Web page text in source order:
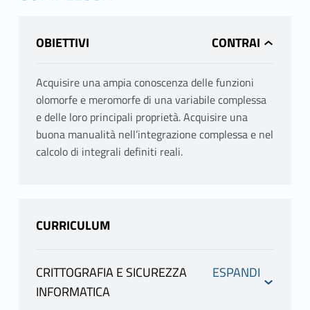
OBIETTIVI
Acquisire una ampia conoscenza delle funzioni
olomorfe e meromorfe di una variabile complessa
e delle loro principali proprietà. Acquisire una
buona manualità nell’integrazione complessa e nel
calcolo di integrali definiti reali.
CURRICULUM
CRITTOGRAFIA E SICUREZZA
INFORMATICA